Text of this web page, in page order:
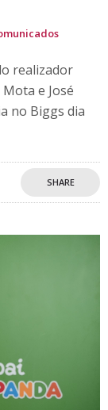
realizador
e José
no Biggs dia
SHARE